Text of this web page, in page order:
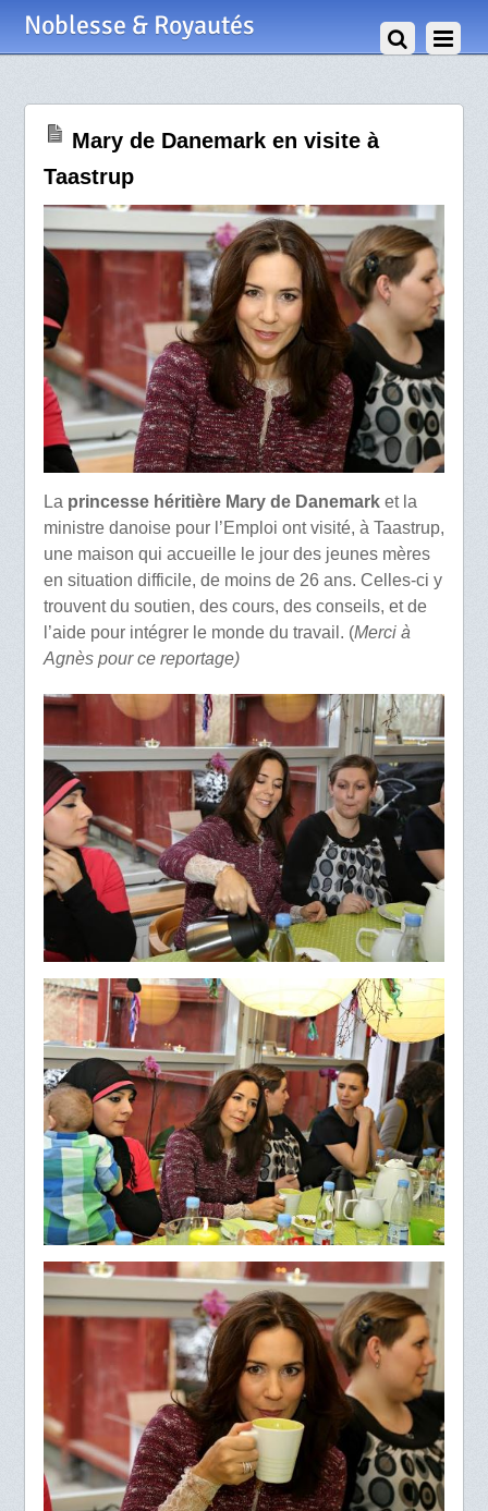
Noblesse & Royautés
Mary de Danemark en visite à
Taastrup
La princesse héritière Mary de Danemarket la
ministre danoise pour l’Emploi ont visité, à Taastrup,
une maison qui accueille le jour des jeunes mères
en situation difficile, de moins de 26 ans. Celles-ci y
trouvent du soutien, des cours, des conseils, et de
l’aide pour intégrer le monde du travail. (Merci à
Agnès pour ce reportage)